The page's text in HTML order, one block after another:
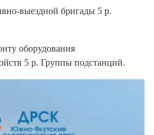
выездной бригады 5 р.
оборудования
5 р. Группы подстанций.